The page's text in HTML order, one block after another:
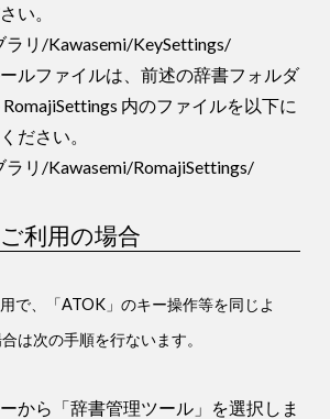
い。
ラリ/Kawasemi/KeySettings/
ルファイルは、前述の辞書フォルダ
内のファイルを以下に
ださい。
ラリ/Kawasemi/RomajiSettings/
利用の場合
で、「ATOK」のキー操作等を同じよ
は次の手順を行ないます。
から「辞書管理ツール」を選択しま